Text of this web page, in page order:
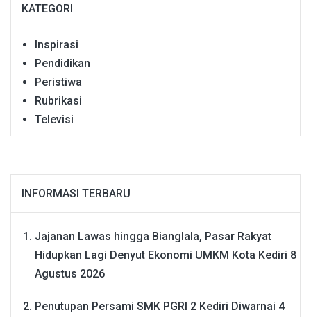
KATEGORI
Inspirasi
Pendidikan
Peristiwa
Rubrikasi
Televisi
INFORMASI TERBARU
Jajanan Lawas hingga Bianglala, Pasar Rakyat
Hidupkan Lagi Denyut Ekonomi UMKM Kota Kediri 8
Agustus 2026
Penutupan Persami SMK PGRI 2 Kediri Diwarnai 4